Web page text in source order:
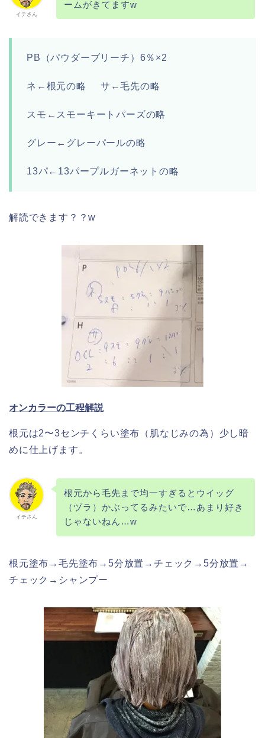
イチさん
ームがきてますw
PB （パウダーブリーチ） 6％ ×2
ネ ← 根元の略 サ ←毛先の略
スモ ← スモーキートパーズの略
グレー ← グレーパールの略
13パ←13パープルガーネットの略
解読できます？？w
オンカラーの工程解説
根元は2〜3センチくらい塗布（肌なじみの為）少し暗
めに仕上げます。
イチさん
根元から毛先まで均一すぎるとウイッグ
（ヅラ）かぶってるみたいで…あまり好き
じゃないねん…w
根元塗布→毛先塗布→5分放置→チェック→5分放置→
チェック→シャンプー